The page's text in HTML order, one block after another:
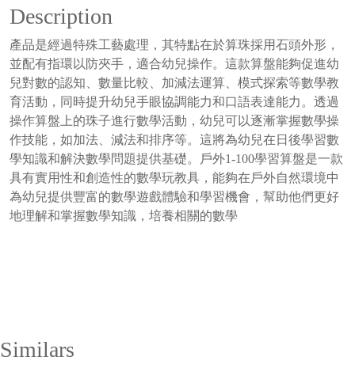
Description
產品是經過特殊工藝處理，其特點在於算珠採用石頭外形，
並配有指環以防夾手，適合幼兒操作。這款算盤能夠促進幼
兒對數的認知、數量比較、加減法運算、模式探索等數學教
育活動，同時提升幼兒手眼協調能力和口語表達能力。透過
操作算盤上的珠子進行數學活動，幼兒可以逐漸掌握數學操
作技能，如加法、減法和排序等。這將為幼兒在日後學習數
學知識和解決數學問題提供基礎。戶外1-100學習算盤是一款
具有實用性和創造性的數學玩教具，能夠在戶外自然環境中
為幼兒提供豐富的數學遊戲體驗和學習機會，幫助他們更好
地理解和掌握數學知識，培養相關的數學
Similars